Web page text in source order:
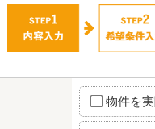
物件を